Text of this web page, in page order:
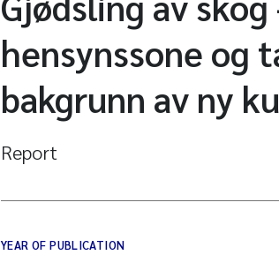
hensynssone og
bakgrunn av ny
Report
YEAR OF PUBLICATION